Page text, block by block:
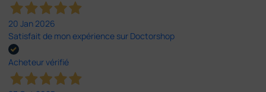
20 Jan 2026
Satisfait de mon expérience sur Doctorshop
Acheteur vérifié